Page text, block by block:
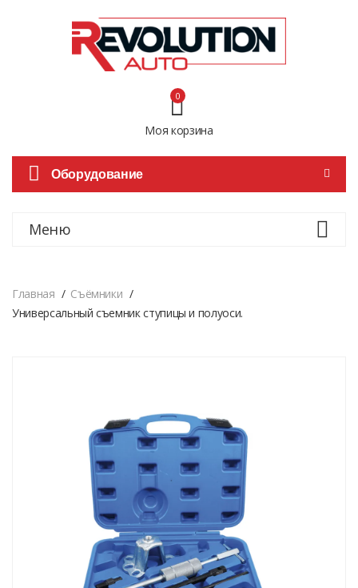
Моя корзина
0
Оборудование
Меню
Главная
Cъёмники
Универсальный съемник ступицы и полуоси.